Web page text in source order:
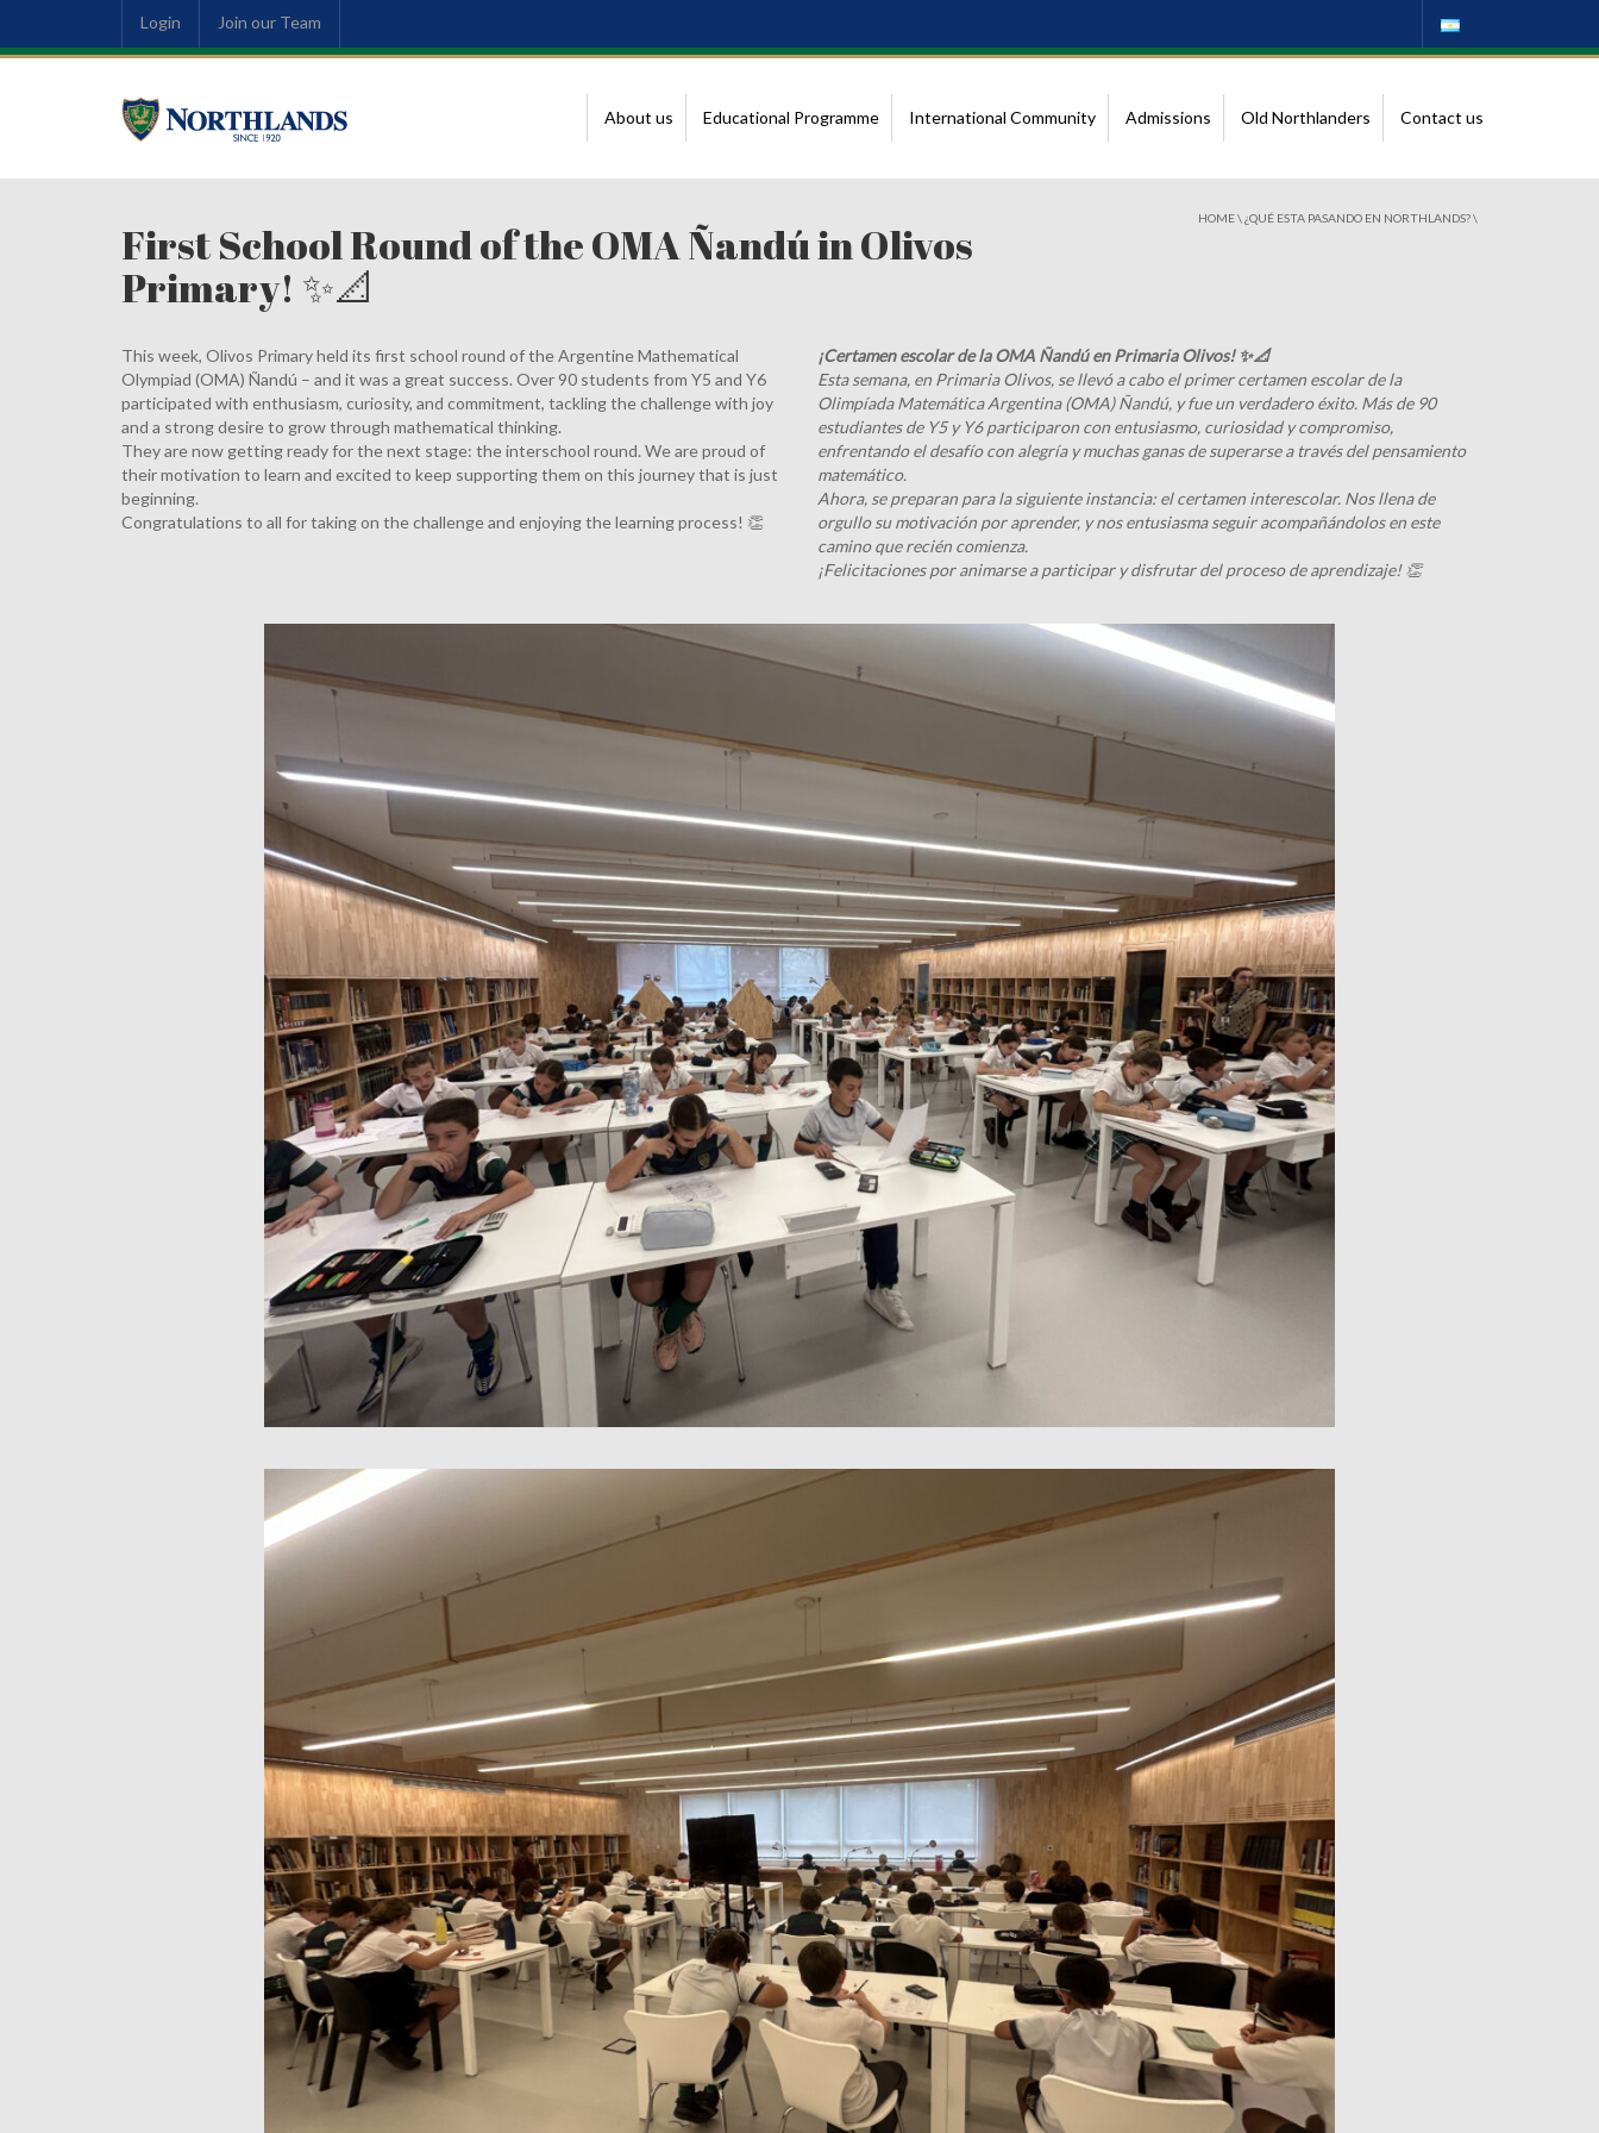
Login Join our Team
About us Educational Programme International Community Admissions Old Northlanders Contact us
First School Round of the OMA Ñandú in Olivos
Primary! ✨📐
HOME\ ¿QUÉ ESTA PASANDO EN NORTHLANDS?\
This week, Olivos Primary held its first school round of the Argentine Mathematical
Olympiad (OMA) Ñandú – and it was a great success. Over 90 students from Y5 and Y6
participated with enthusiasm, curiosity, and commitment, tackling the challenge with joy
and a strong desire to grow through mathematical thinking.
They are now getting ready for the next stage: the interschool round. We are proud of
their motivation to learn and excited to keep supporting them on this journey that is just
beginning.
Congratulations to all for taking on the challenge and enjoying the learning process! 👏
¡Certamen escolar de la OMA Ñandú en Primaria Olivos! ✨📐
Esta semana, en Primaria Olivos, se llevó a cabo el primer certamen escolar de la
Olimpíada Matemática Argentina (OMA) Ñandú, y fue un verdadero éxito. Más de 90
estudiantes de Y5 y Y6 participaron con entusiasmo, curiosidad y compromiso,
enfrentando el desafío con alegría y muchas ganas de superarse a través del pensamiento
matemático.
Ahora, se preparan para la siguiente instancia: el certamen interescolar. Nos llena de
orgullo su motivación por aprender, y nos entusiasma seguir acompañándolos en este
camino que recién comienza.
¡Felicitaciones por animarse a participar y disfrutar del proceso de aprendizaje! 👏